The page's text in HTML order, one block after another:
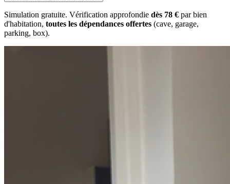
Simulation gratuite. Vérification approfondie dès 78 € par bien
d'habitation, toutes les dépendances offertes (cave, garage,
parking, box).